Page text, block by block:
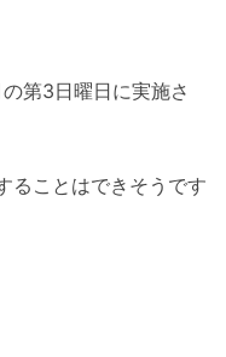
第3日曜日に実施さ
ることはできそうです